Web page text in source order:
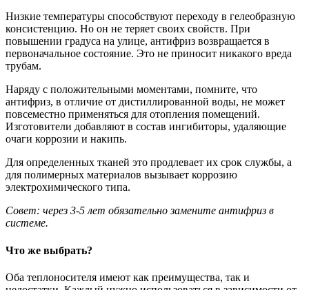
Низкие температуры способствуют переходу в гелеобразную
консистенцию. Но он не теряет своих свойств. При
повышении градуса на улице, антифриз возвращается в
первоначальное состояние. Это не приносит никакого вреда
трубам.
Наряду с положительными моментами, помните, что
антифриз, в отличие от дистиллированной воды, не может
повсеместно применяться для отопления помещений.
Изготовители добавляют в состав ингибиторы, удаляющие
очаги коррозии и накипь.
Для определенных тканей это продлевает их срок службы, а
для полимерных материалов вызывает коррозию
электрохимического типа.
Совет: через 3-5 лет обязательно замените антифриз в
системе.
Что же выбрать?
Оба теплоносителя имеют как преимущества, так и